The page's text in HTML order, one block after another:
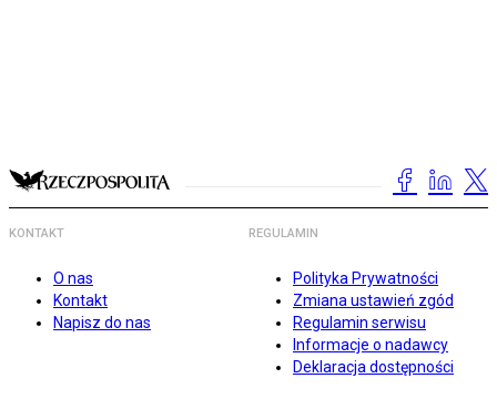
KONTAKT
O nas
Kontakt
Napisz do nas
REGULAMIN
Polityka Prywatności
Zmiana ustawień zgód
Regulamin serwisu
Informacje o nadawcy
Deklaracja dostępności